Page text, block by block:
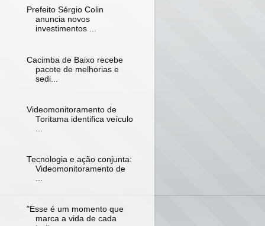
Prefeito Sérgio Colin
anuncia novos
investimentos ...
Cacimba de Baixo recebe
pacote de melhorias e
sedi...
Videomonitoramento de
Toritama identifica veículo
Tecnologia e ação conjunta:
Videomonitoramento de
...
"Esse é um momento que
marca a vida de cada